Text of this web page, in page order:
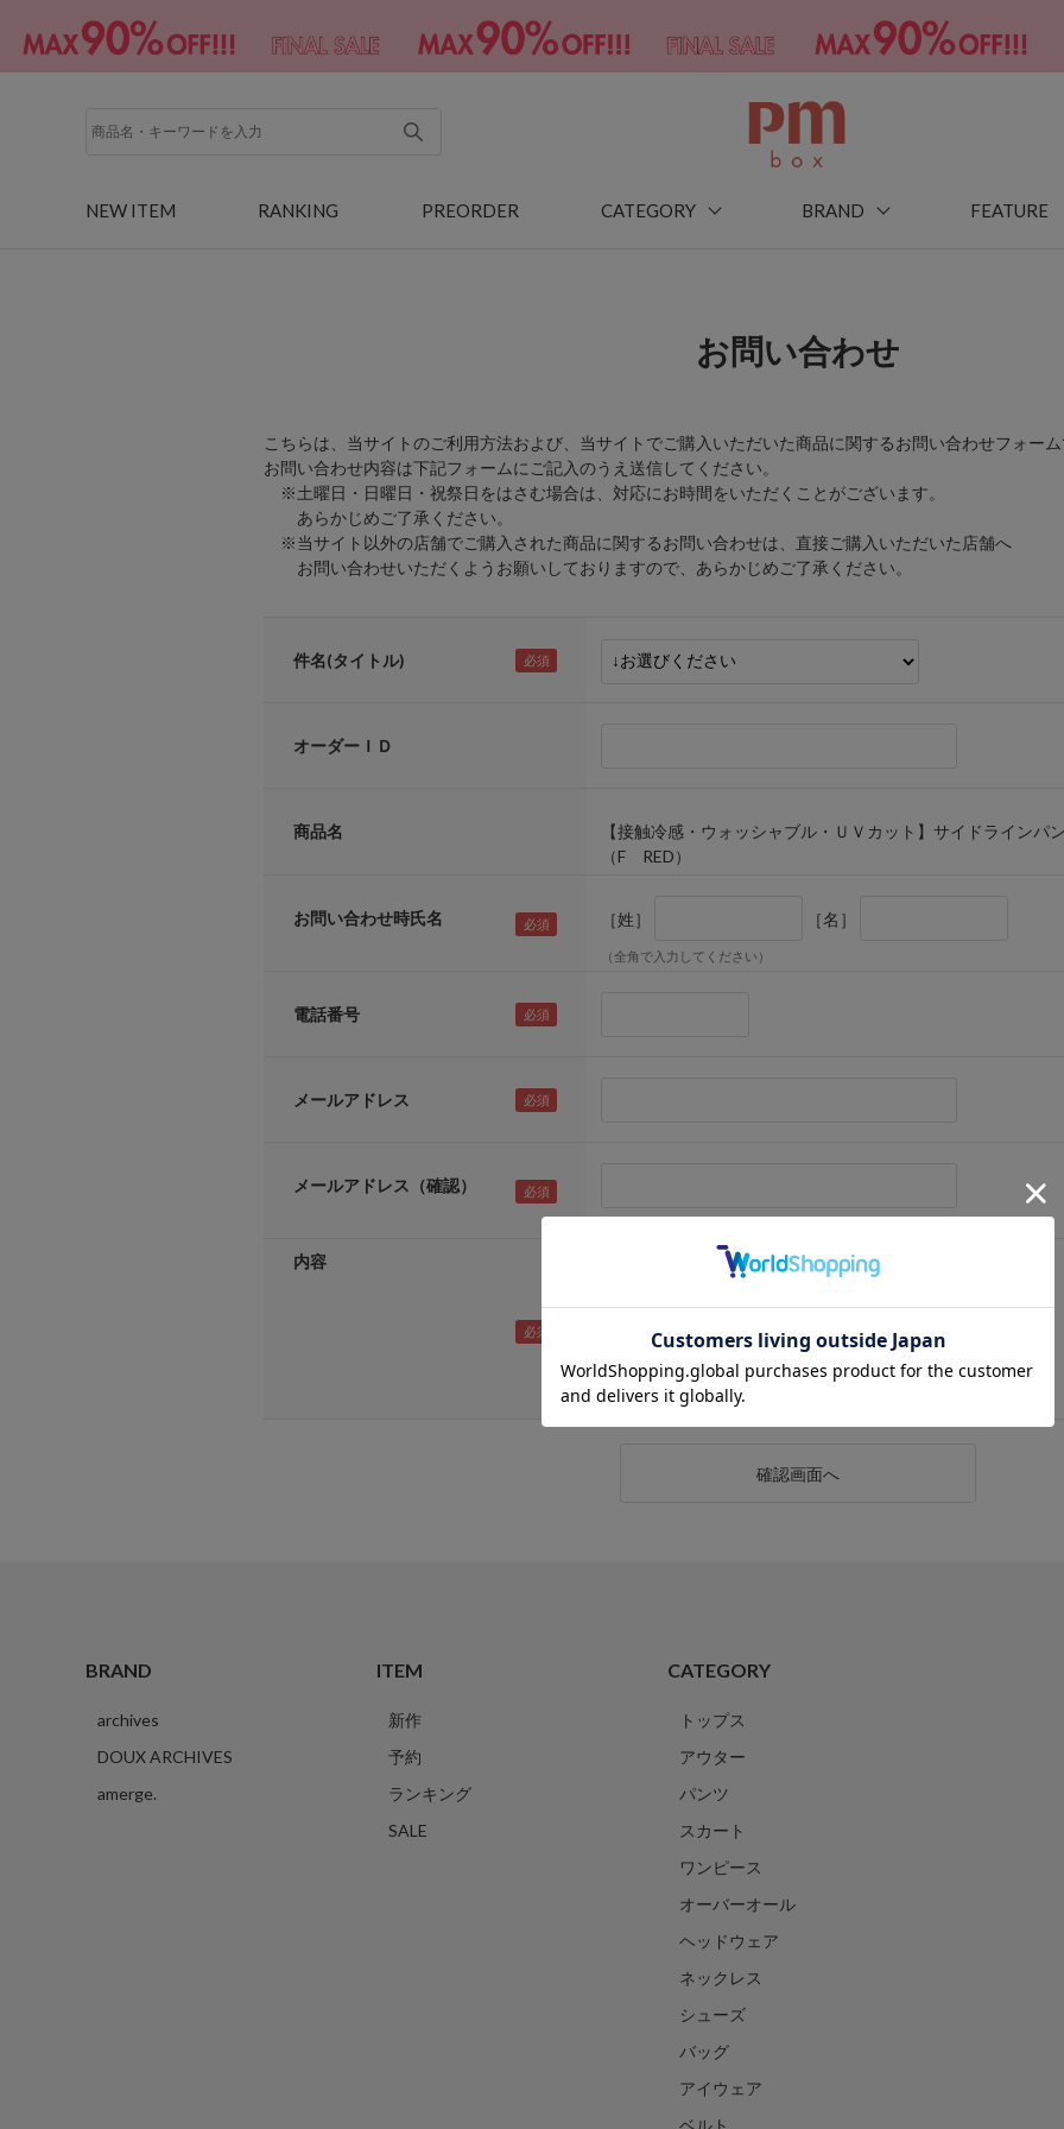
NEW ITEM RANKING PREORDER CATEGORY BRAND FEATURE
お問い合わせ
こちらは、当サイトのご利用方法および、当サイトでご購入いただいた商品に関するお問い合わせフォー
お問い合わせ内容は下記フォームにご記入のうえ送信してください。
※土曜日・日曜日・祝祭日をはさむ場合は、対応にお時間をいただくことがございます。
あらかじめご了承ください。
※当サイト以外の店舗でご購入された商品に関するお問い合わせは、直接ご購入いただいた店舗へ
お問い合わせいただくようお願いしておりますので、あらかじめご了承ください。
件名(タイトル)
オーダーＩＤ
商品名
【接触冷感・ウォッシャブル・ＵＶカット】サイドラインパ
（F RED）
お問い合わせ時氏名 ［姓］ ［名］
（全角で入力してください）
電話番号
メールアドレス
メールアドレス（確認）
内容
BRAND
archives
DOUX ARCHIVES
amerge.
ITEM
新作
予約
ランキング
SALE
CATEGORY
トップス
アウター
パンツ
スカート
ワンピース
オーバーオール
ヘッドウェア
ネックレス
シューズ
バッグ
アイウェア
ベルト